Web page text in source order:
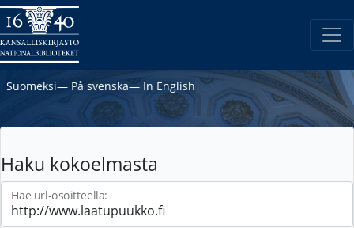
Suomeksi― På svenska― In English
Haku kokoelmasta
Hae url-osoitteella: